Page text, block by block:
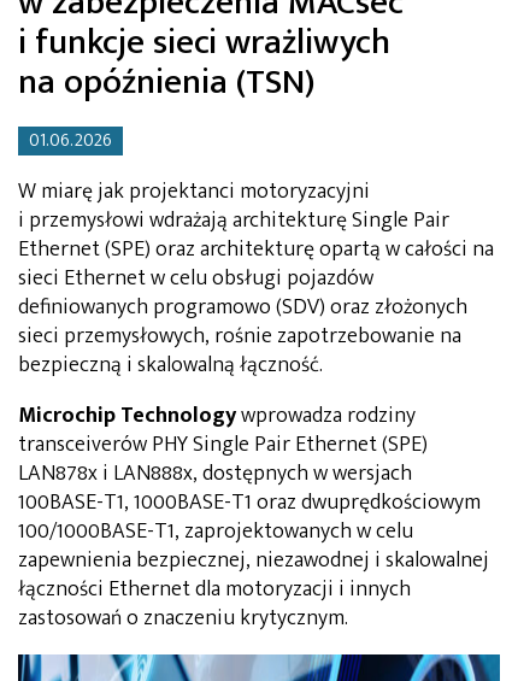
i funkcje sieci wrażliwych
na opóźnienia (TSN)
01.06.2026
W miarę jak projektanci motoryzacyjni
i przemysłowi wdrażają architekturę Single Pair
Ethernet (SPE) oraz architekturę opartą w całości na
sieci Ethernet w celu obsługi pojazdów
definiowanych programowo (SDV) oraz złożonych
sieci przemysłowych, rośnie zapotrzebowanie na
bezpieczną i skalowalną łączność.
Microchip Technologywprowadza rodziny
transceiverów PHY Single Pair Ethernet (SPE)
LAN878x i LAN888x, dostępnych w wersjach
100BASE-T1, 1000BASE-T1 oraz dwuprędkościowym
100/1000BASE-T1, zaprojektowanych w celu
zapewnienia bezpiecznej, niezawodnej i skalowalnej
łączności Ethernet dla motoryzacji i innych
zastosowań o znaczeniu krytycznym.